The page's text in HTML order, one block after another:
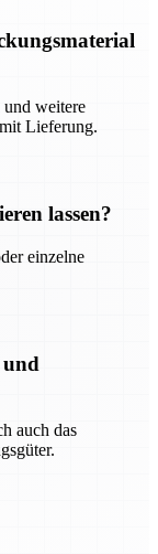
weitere
Lieferung.
lassen?
einzelne
auch das